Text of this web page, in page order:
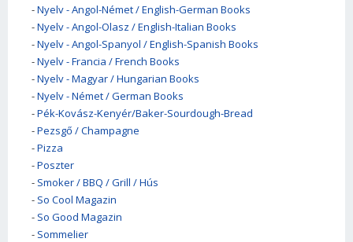
-Nyelv - Angol-Német / English-German Books
-Nyelv - Angol-Olasz / English-Italian Books
-Nyelv - Angol-Spanyol / English-Spanish Books
-Nyelv - Francia / French Books
-Nyelv - Magyar / Hungarian Books
-Nyelv - Német / German Books
-Pék-Kovász-Kenyér/Baker-Sourdough-Bread
-Pezsgő / Champagne
-Pizza
-Poszter
- Smoker / BBQ / Grill / Hús
- So Cool Magazin
- So Good Magazin
- Sommelier